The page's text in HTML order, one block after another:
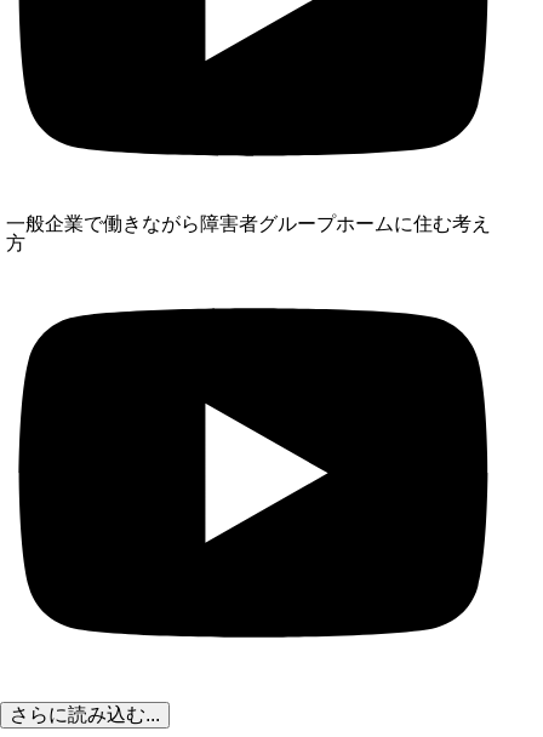
一般企業で働きながら障害者グループホームに住む考え
方
さらに読み込む...